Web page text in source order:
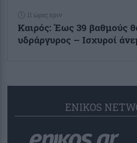
11 ώρες πριν
Καιρός: Έως 39 βαθμούς
υδράργυρος – Ισχυροί
ENIKOS